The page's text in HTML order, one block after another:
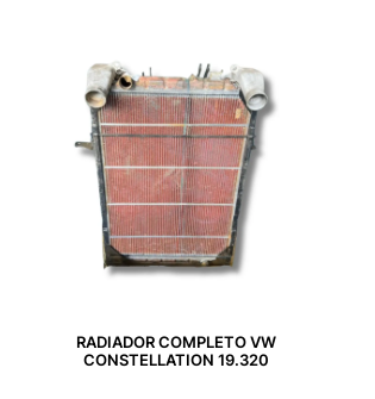
RADIADOR COMPLETO VW
CONSTELLATION 19.320